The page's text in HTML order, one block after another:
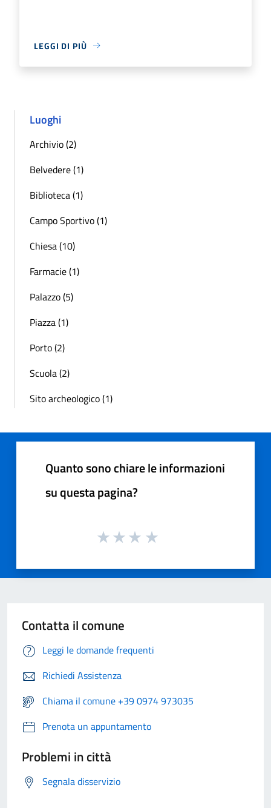
LEGGI DI PIÙ
Luoghi
Archivio (2)
Belvedere (1)
Biblioteca (1)
Campo Sportivo (1)
Chiesa (10)
Farmacie (1)
Palazzo (5)
Piazza (1)
Porto (2)
Scuola (2)
Sito archeologico (1)
Quanto sono chiare le informazioni
su questa pagina?
Contatta il comune
Leggi le domande frequenti
Richiedi Assistenza
Chiama il comune +39 0974 973035
Prenota un appuntamento
Problemi in città
Segnala disservizio